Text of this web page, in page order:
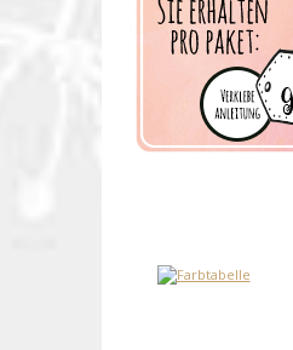
Produktnummer:fm060-E
Verfügbarkeit:Auf Lager
Lieferzeit: 1-2 Werktage